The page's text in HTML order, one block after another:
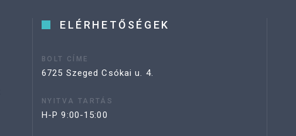
ELÉRHETŐSÉGEK
BOLT CÍME
6725 Szeged Csókai u. 4.
NYITVA TARTÁS
H-P 9:00-15:00